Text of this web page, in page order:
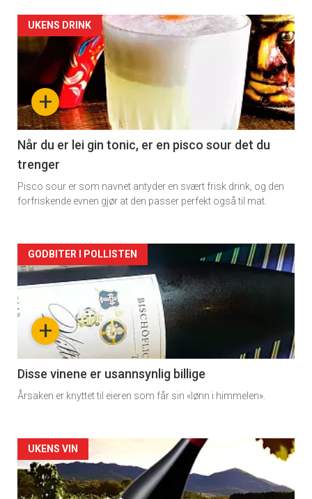
Forsiden
akkurat
nå
-
2
+
UKENS DRINK
Når du er lei gin tonic, er en pisco sour det du
trenger
Pisco sour er som navnet antyder en svært frisk drink, og den
forfriskende evnen gjør at den passer perfekt også til mat.
Forsiden
akkurat
nå
3
+
GODBITER I POLLISTEN
Disse vinene er usannsynlig billige
Årsaken er knyttet til eieren som får sin «lønn i himmelen».
Forsiden
akkurat
UKENS VIN